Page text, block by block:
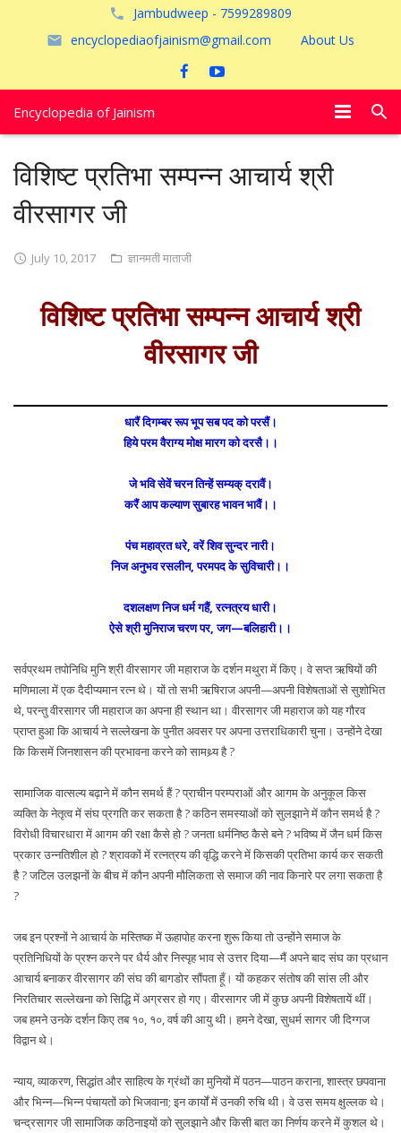
Jambudweep - 7599289809
encyclopediaofjainism@gmail.com
About Us
Encyclopedia of Jainism
पूजायें
विशिष्ट प्रतिभा सम्पन्न आचार्य श्री
वीरसागर जी
July 10, 2017 ज्ञानमती माताजी
विशिष्ट प्रतिभा सम्पन्न आचार्य श्री
वीरसागर जी
धारैं दिगम्बर रूप भूप सब पद को परसैं।
हिये परम वैराग्य मोक्ष मारग को दरसै।।
जे भवि सेवें चरन तिन्हें सम्यक् दरावैं।
करैं आप कल्याण सुबारह भावन भावैं।।
पंच महाव्रत धरे, वरें शिव सुन्दर नारी।
निज अनुभव रसलीन, परमपद के सुविचारी।।
दशलक्षण निज धर्म गहैं, रत्नत्रय धारी।
ऐसे श्री मुनिराज चरण पर, जग—बलिहारी।।
सर्वप्रथम तपोनिधि मुनि श्री वीरसागर जी महाराज के दर्शन मथुरा में किए। वे सप्त ऋषियों की
मणिमाला में एक दैदीप्यमान रत्न थे। यों तो सभी ऋषिराज अपनी—अपनी विशेषताओं से सुशोभित
थे, परन्तु वीरसागर जी महाराज का अपना ही स्थान था। वीरसागर जी महाराज को यह गौरव
प्राप्त हुआ कि आचार्य ने सल्लेखना के पुनीत अवसर पर अपना उत्तराधिकारी चुना। उन्होंने देखा
कि किसमें जिनशासन की प्रभावना करने को सामथ्र्य है ?
सामाजिक वात्सल्य बढ़ाने में कौन समर्थ हैं ? प्राचीन परम्पराओं और आगम के अनुकूल किस
व्यक्ति के नेतृत्व में संघ प्रगति कर सकता है ? कठिन समस्याओं को सुलझाने में कौन समर्थ है ?
विरोधी विचारधारा में आगम की रक्षा कैसे हो ? जनता धर्मनिष्ठ कैसे बने ? भविष्य में जैन धर्म किस
प्रकार उन्नतिशील हो ? श्रावकों में रत्नत्रय की वृद्धि करने में किसकी प्रतिभा कार्य कर सकती
है ? जटिल उलझनों के बीच में कौन अपनी मौलिकता से समाज की नाव किनारे पर लगा सकता है
?
जब इन प्रश्नों ने आचार्य के मस्तिष्क में ऊहापोह करना शुरू किया तो उन्होंने समाज के
प्रतिनिधियों के प्रश्न करने पर धैर्य और निस्पृह भाव से उत्तर दिया—मैं अपने बाद संघ का प्रधान
आचार्य बनाकर वीरसागर की संघ की बागडोर सौंपता हूँ। यों कहकर संतोष की सांस ली और
निरतिचार सल्लेखना को सिद्धि में अग्रसर हो गए। वीरसागर जी में कुछ अपनी विशेषतायें थीं।
जब हमने उनके दर्शन किए तब १०, १०, वर्ष की आयु थी। हमने देखा, सुधर्म सागर जी दिग्गज
विद्वान थे।
न्याय, व्याकरण, सिद्धांत और साहित्य के ग्रंथों का मुनियों में पठन—पाठन कराना, शास्त्र छपवाना
और भिन्न—भिन्न पंचायतों को भिजवाना; इन कार्यों में उनकी रुचि थी। वे उस समय क्षुल्लक थे।
चन्द्रसागर जी सामाजिक कठिनाइयों को सुलझाने और किसी बात का निर्णय करने में कुशल थे।